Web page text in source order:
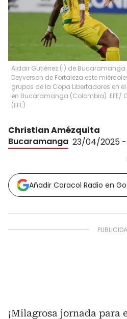
Aldair Gutiérrez (i) de
Deyverson de Fortaleza este
grupos de la Copa Libertadores en
en Bucaramanga (Colombia). EFE/
(EFE)
Christian Amézquita
Bucaramanga 23/04/2025 -
Añadir Caracol Radio en
¡Milagrosa jornada para